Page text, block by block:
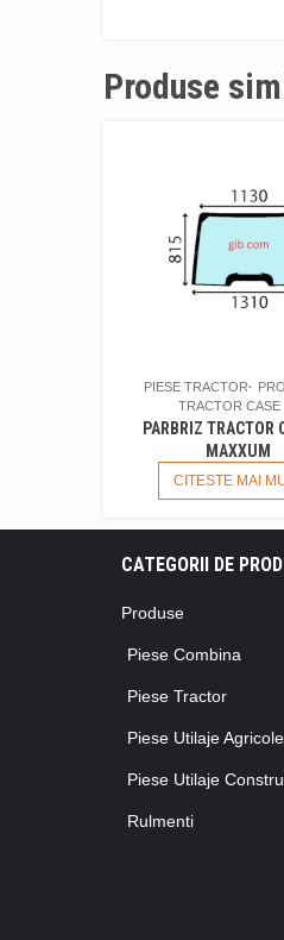
Produse
PIESE TRACTOR
TRACTOR CASE
PARBRIZ TRACTOR
MAXXUM
CITESTE MAI
CATEGORII DE
Produse
Piese Combina
Piese Tractor
Piese Utilaje Agricole
Piese Utilaje
Rulmenti